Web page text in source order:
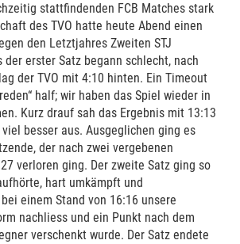
stattfindenden FCB Matches stark
des TVO hatte heute Abend einen
den Letztjahres Zweiten STJ
erster Satz begann schlecht, nach
der TVO mit 4:10 hinten. Ein Timeout
half; wir haben das Spiel wieder in
Kurz drauf sah das Ergebnis mit 13:13
viel besser aus. Ausgeglichen ging es
der nach zwei vergebenen
verloren ging. Der zweite Satz ging so
hart umkämpft und
einem Stand von 16:16 unsere
nachliess und ein Punkt nach dem
verschenkt wurde. Der Satz endete